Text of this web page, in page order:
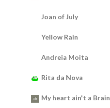
Joan of July
Yellow Rain
Andreia Moita
Rita da Nova
My heart ain't a Brain